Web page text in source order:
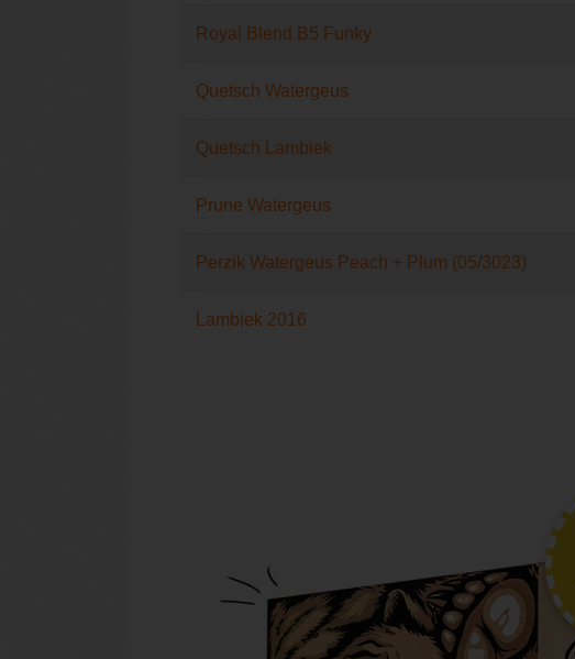
Royal Blend B5 Funky
Quetsch Watergeus
Quetsch Lambiek
Prune Watergeus
Perzik Watergeus Peach + Plum (05/3023)
Lambiek 2016